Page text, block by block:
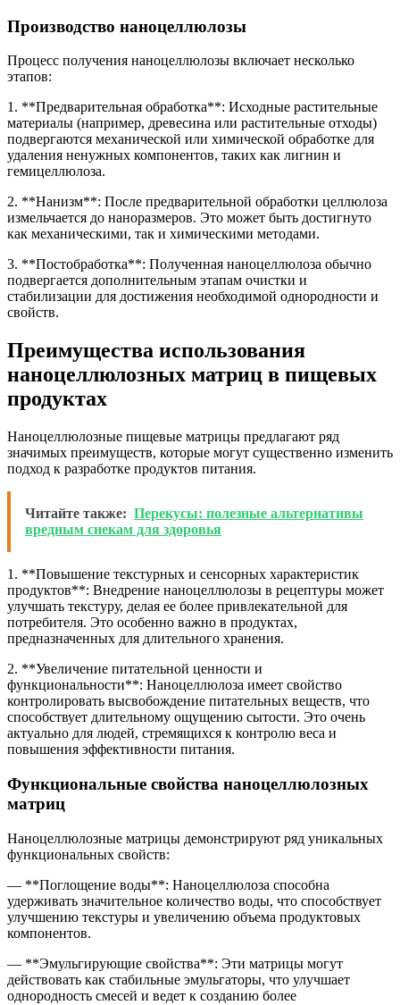
Производство наноцеллюлозы
Процесс получения наноцеллюлозы включает несколько
этапов:
1. **Предварительная обработка**: Исходные растительные
материалы (например, древесина или растительные отходы)
подвергаются механической или химической обработке для
удаления ненужных компонентов, таких как лигнин и
гемицеллюлоза.
2. **Нанизм**: После предварительной обработки целлюлоза
измельчается до наноразмеров. Это может быть достигнуто
как механическими, так и химическими методами.
3. **Постобработка**: Полученная наноцеллюлоза обычно
подвергается дополнительным этапам очистки и
стабилизации для достижения необходимой однородности и
свойств.
Преимущества использования
наноцеллюлозных матриц в пищевых
продуктах
Наноцеллюлозные пищевые матрицы предлагают ряд
значимых преимуществ, которые могут существенно изменить
подход к разработке продуктов питания.
Читайте также: Перекусы: полезные альтернативы
вредным снекам для здоровья
1. **Повышение текстурных и сенсорных характеристик
продуктов**: Внедрение наноцеллюлозы в рецептуры может
улучшать текстуру, делая ее более привлекательной для
потребителя. Это особенно важно в продуктах,
предназначенных для длительного хранения.
2. **Увеличение питательной ценности и
функциональности**: Наноцеллюлоза имеет свойство
контролировать высвобождение питательных веществ, что
способствует длительному ощущению сытости. Это очень
актуально для людей, стремящихся к контролю веса и
повышения эффективности питания.
Функциональные свойства наноцеллюлозных
матриц
Наноцеллюлозные матрицы демонстрируют ряд уникальных
функциональных свойств:
— **Поглощение воды**: Наноцеллюлоза способна
удерживать значительное количество воды, что способствует
улучшению текстуры и увеличению объема продуктовых
компонентов.
— **Эмульгирующие свойства**: Эти матрицы могут
действовать как стабильные эмульгаторы, что улучшает
однородность смесей и ведет к созданию более